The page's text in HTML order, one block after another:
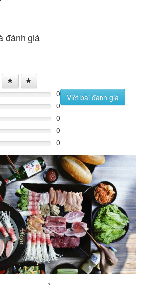
đánh giá
0
0
0
0
0
Viết bài đánh giá